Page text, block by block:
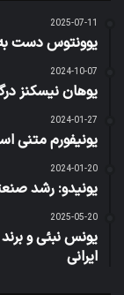
2025-07-11
یوونتوس دست
2024-10-07
یوهان نیسکنز
2024-01-27
یونیفورم متنی
2024-01-20
یونیدو: رشد صنعتی ایران از
2025-05-20
یونس نبئی و
ایرانی